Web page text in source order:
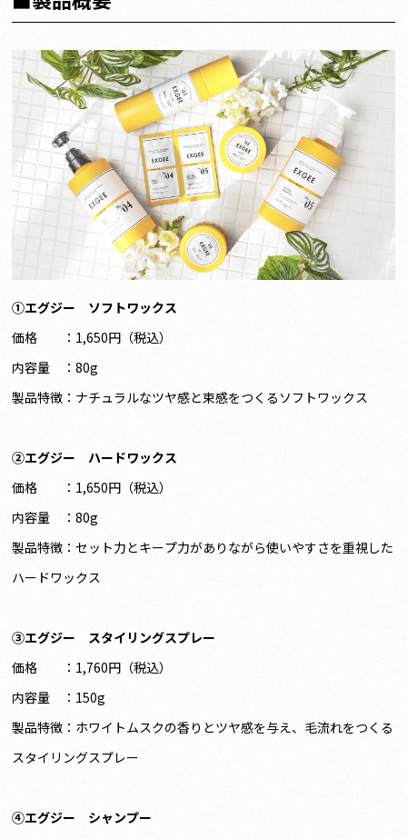
①エグジー ソフトワックス
価格 ：1,650円（税込）
内容量 ：80g
製品特徴：ナチュラルなツヤ感と束感をつくるソフトワックス
②エグジー ハードワックス
価格 ：1,650円（税込）
内容量 ：80g
製品特徴：セット力とキープ力がありながら使いやすさを重視した
ハードワックス
③エグジー スタイリングスプレー
価格 ：1,760円（税込）
内容量 ：150g
製品特徴：ホワイトムスクの香りとツヤ感を与え、毛流れをつくる
スタイリングスプレー
④エグジー シャンプー